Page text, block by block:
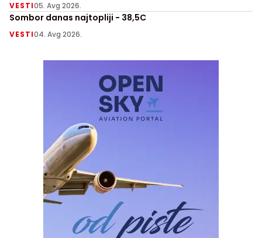
VESTI05. Avg 2026.
Sombor danas najtopliji - 38,5C
VESTI04. Avg 2026.